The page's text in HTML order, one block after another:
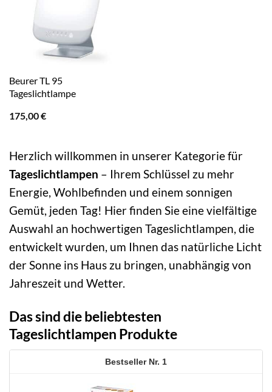
Beurer TL 95
Tageslichtlampe
175,00€
Herzlich willkommen in unserer Kategorie für
Tageslichtlampen – Ihrem Schlüssel zu mehr
Energie, Wohlbefinden und einem sonnigen
Gemüt, jeden Tag! Hier finden Sie eine vielfältige
Auswahl an hochwertigen Tageslichtlampen, die
entwickelt wurden, um Ihnen das natürliche Licht
der Sonne ins Haus zu bringen, unabhängig von
Jahreszeit und Wetter.
Das sind die beliebtesten
Tageslichtlampen Produkte
1